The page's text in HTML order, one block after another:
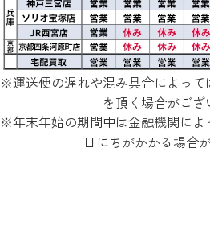
※運送便の遅れや混み具合によって
を頂く場合がござ
※年末年始の期間中は金融機関によ
日にちがかかる場合